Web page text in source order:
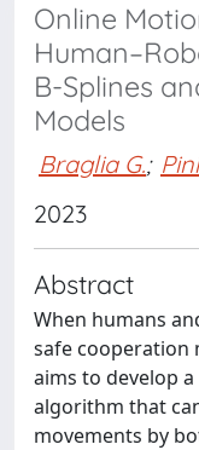
Online
B-Splines
Models
Braglia G.;
2023
Abstract
When humans
safe cooperation
aims to develop
algorithm that
movements by